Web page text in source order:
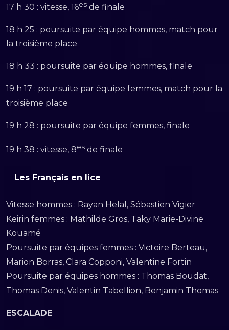
17 h 30 : vitesse, 16es de finale
18 h 25 : poursuite par équipe hommes, match pour
la troisième place
18 h 33 : poursuite par équipe hommes, finale
19 h 17 : poursuite par équipe femmes, match pour la
troisième place
19 h 28 : poursuite par équipe femmes, finale
19 h 38 : vitesse, 8es de finale
Les Français en lice
Vitesse hommes : Rayan Helal, Sébastien Vigier
Keirin femmes : Mathilde Gros, Taky Marie-Divine
Kouamé
Poursuite par équipes femmes : Victoire Berteau,
Marion Borras, Clara Copponi, Valentine Fortin
Poursuite par équipes hommes : Thomas Boudat,
Thomas Denis, Valentin Tabellion, Benjamin Thomas
ESCALADE